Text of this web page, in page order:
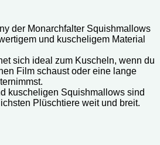
der Monarchfalter Squishmallows
und kuscheligem Material
sich ideal zum Kuscheln, wenn du
Film schaust oder eine lange
kuscheligen Squishmallows sind
Plüschtiere weit und breit.